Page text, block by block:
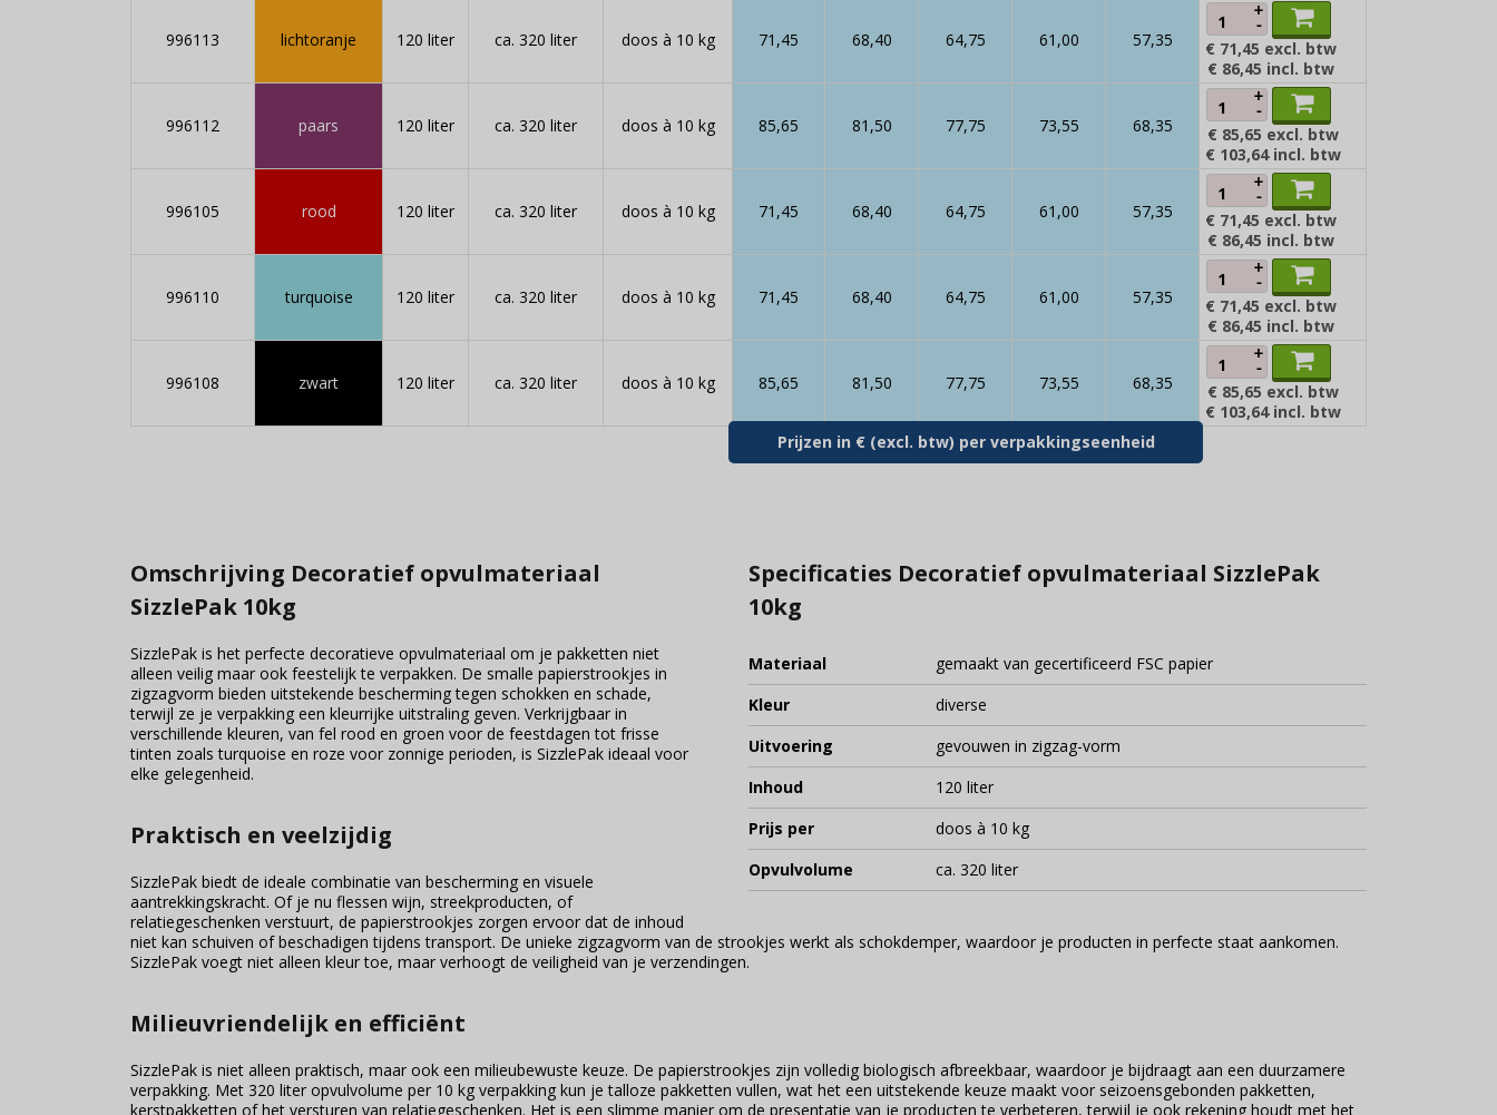
Prijzen in € (excl. btw) per verpakkingseenheid
996113 lichtoranje 120 liter ca. 320 liter doos à 10 kg 71,45 68,40 64,75 61,00 57,35
+
-
€ 71,45 excl. btw
€ 86,45 incl. btw
996112 paars 120 liter ca. 320 liter doos à 10 kg 85,65 81,50 77,75 73,55 68,35
+
-
€ 85,65 excl. btw
€ 103,64incl. btw
996105 rood 120 liter ca. 320 liter doos à 10 kg 71,45 68,40 64,75 61,00 57,35
+
-
€ 71,45 excl. btw
€ 86,45 incl. btw
996110 turquoise 120 liter ca. 320 liter doos à 10 kg 71,45 68,40 64,75 61,00 57,35
+
-
€ 71,45 excl. btw
€ 86,45 incl. btw
996108 zwart 120 liter ca. 320 liter doos à 10 kg 85,65 81,50 77,75 73,55 68,35
+
-
€ 85,65 excl. btw
€ 103,64incl. btw
Specificaties Decoratief opvulmateriaal SizzlePak
10kg
Materiaal
gemaakt van gecertificeerd FSC papier
Kleur
diverse
Uitvoering
gevouwen in zigzag-vorm
Inhoud
120 liter
Prijs per
doos à 10 kg
Opvulvolume
ca. 320 liter
Omschrijving Decoratief opvulmateriaal
SizzlePak 10kg
SizzlePak is het perfecte decoratieve opvulmateriaal om je pakketten niet
alleen veilig maar ook feestelijk te verpakken. De smalle papierstrookjes in
zigzagvorm bieden uitstekende bescherming tegen schokken en schade,
terwijl ze je verpakking een kleurrijke uitstraling geven. Verkrijgbaar in
verschillende kleuren, van fel rood en groen voor de feestdagen tot frisse
tinten zoals turquoise en roze voor zonnige perioden, is SizzlePak ideaal voor
elke gelegenheid.
Praktisch en veelzijdig
SizzlePak biedt de ideale combinatie van bescherming en visuele
aantrekkingskracht. Of je nu flessen wijn, streekproducten, of
relatiegeschenken verstuurt, de papierstrookjes zorgen ervoor dat de inhoud
niet kan schuiven of beschadigen tijdens transport. De unieke zigzagvorm van de strookjes werkt als schokdemper, waardoor je producten in perfecte staat aankomen.
SizzlePak voegt niet alleen kleur toe, maar verhoogt de veiligheid van je verzendingen.
Milieuvriendelijk en efficiënt
SizzlePak is niet alleen praktisch, maar ook een milieubewuste keuze. De papierstrookjes zijn volledig biologisch afbreekbaar, waardoor je bijdraagt aan een duurzamere
verpakking. Met 320 liter opvulvolume per 10 kg verpakking kun je talloze pakketten vullen, wat het een uitstekende keuze maakt voor seizoensgebonden pakketten,
kerstpakketten of het versturen van relatiegeschenken. Het is een slimme manier om de presentatie van je producten te verbeteren, terwijl je ook rekening houdt met het